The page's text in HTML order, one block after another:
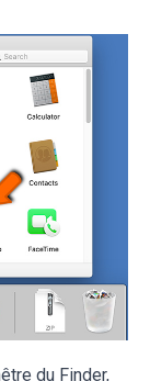
du Finder,